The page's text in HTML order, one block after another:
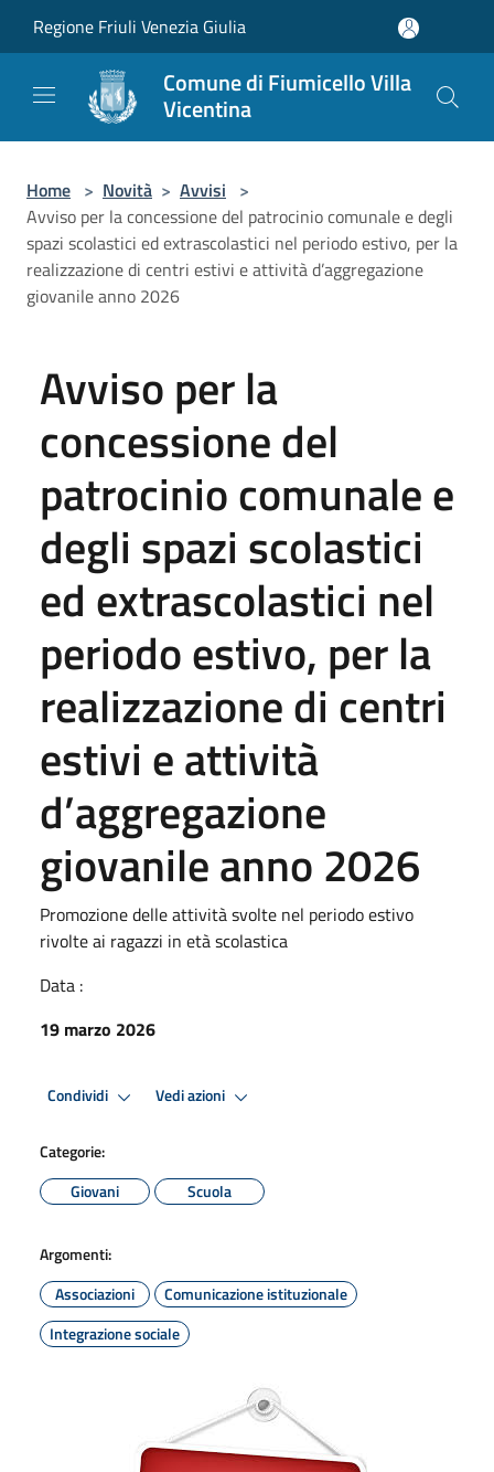
Regione Friuli Venezia Giulia
Comune di Fiumicello Villa
Vicentina
Home > Novità > Avvisi >
Avviso per la concessione del patrocinio comunale e degli
spazi scolastici ed extrascolastici nel periodo estivo, per la
realizzazione di centri estivi e attività d’aggregazione
giovanile anno 2026
Avviso per la
concessione del
patrocinio comunale e
degli spazi scolastici
ed extrascolastici nel
periodo estivo, per la
realizzazione di centri
estivi e attività
d’aggregazione
giovanile anno 2026
Promozione delle attività svolte nel periodo estivo
rivolte ai ragazzi in età scolastica
Data :
19 marzo 2026
Condividi Vedi azioni
Categorie:
Giovani
Scuola
Argomenti:
Associazioni
Comunicazione istituzionale
Integrazione sociale